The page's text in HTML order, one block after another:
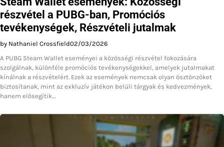
részvétel a PUBG-ban, Promóciós
tevékenységek, Részvételi jutalmak
by Nathaniel Crossfield02/03/2026
A PUBG Steam Wallet eseményei a közösségi részvétel fokozására
szolgálnak, különféle promóciós tevékenységekkel, amelyek jutalmakat
kínálnak a részvételért. Ezek az események nemcsak olyan ösztönzőket
biztosítanak, mint az exkluzív játékon belüli tárgyak és kedvezmények,
hanem elősegítik…